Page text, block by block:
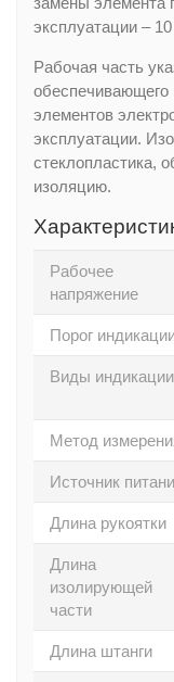
эксплуатации – 10
Рабочая часть
обеспечивающего
элементов
эксплуатации.
стеклопластика,
изоляцию.
Рабочее
напряжение
Порог
Виды индикации
Метод
Источник
Длина рукоятки
Длина
изолирующей
части
Длина штанги